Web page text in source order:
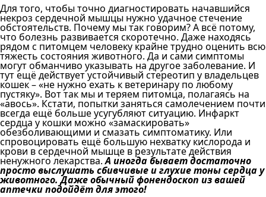
Для того, чтобы точно диагностировать начавшийся
некроз сердечной мышцы нужно удачное стечение
обстоятельств. Почему мы так говорим? А всё потому,
что болезнь развивается скоротечно. Даже находясь
рядом с питомцем человеку крайне трудно оценить всю
тяжесть состояния животного. Да и сами симптомы
могут обманчиво указывать на другое заболевание. И
тут ещё действует устойчивый стереотип у владельцев
кошек – «не нужно ехать к ветеринару по любому
пустяку». Вот так мы и теряем питомца, полагаясь на
«авось». Кстати, попытки заняться самолечением почти
всегда ещё больше усугубляют ситуацию. Инфаркт
сердца у кошки можно «замаскировать»
обезболивающими и смазать симптоматику. Или
спровоцировать ещё большую нехватку кислорода и
крови в сердечной мышце в результате действия
ненужного лекарства.А иногда бывает достаточно
просто выслушать сбивчивые и глухие тоны сердца у
животного. Даже обычный фонендоскоп из вашей
аптечки подойдёт для этого!